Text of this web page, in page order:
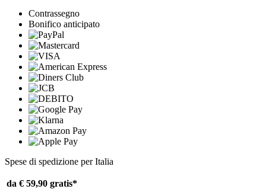
Contrassegno
Bonifico anticipato
Spese di spedizione per Italia
da € 59,90 gratis*